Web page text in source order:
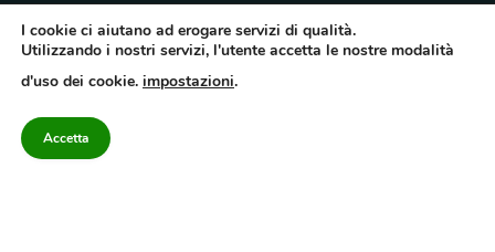
Quotidiano dell’Irpinia, a diffusione regionale. Reg. Trib. di Avellino n.7/12 del
10/9/2012. Iscritto nel Registro Operatori di Comunicazione al n.7671
Avellino – Cap.Soc. 20.000 € – REA 187346 – PI/CF. Reg. naz. stampa 10218/99
I cookie ci aiutano ad erogare servizi di qualità.
Utilizzando i nostri servizi, l'utente accetta le nostre modalità
d'uso dei cookie. impostazioni.
Accetta